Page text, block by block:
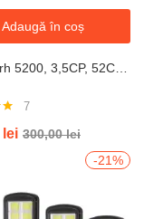
Adaugă în coș
Drujba jrh 5200, 3,5CP, 52CC, lama 55cm , accesorii incluse
7
lei 300,00lei
-21%